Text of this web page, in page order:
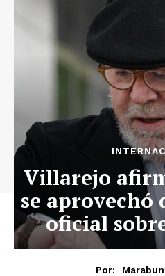
Villarejo
se aprovechó
oficial
Por: